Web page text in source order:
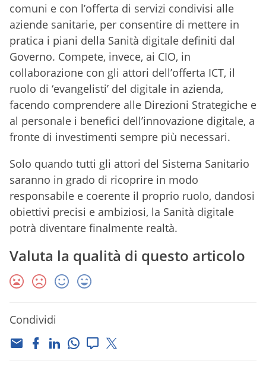
comuni e con l’offerta di servizi condivisi alle
aziende sanitarie, per consentire di mettere in
pratica i piani della Sanità digitale definiti dal
Governo. Compete, invece, ai CIO, in
collaborazione con gli attori dell’offerta ICT, il
ruolo di ‘evangelisti’ del digitale in azienda,
facendo comprendere alle Direzioni Strategiche e
al personale i benefici dell’innovazione digitale, a
fronte di investimenti sempre più necessari.
Solo quando tutti gli attori del Sistema Sanitario
saranno in grado di ricoprire in modo
responsabile e coerente il proprio ruolo, dandosi
obiettivi precisi e ambiziosi, la Sanità digitale
potrà diventare finalmente realtà.
Valuta la qualità di questo articolo
Condividi